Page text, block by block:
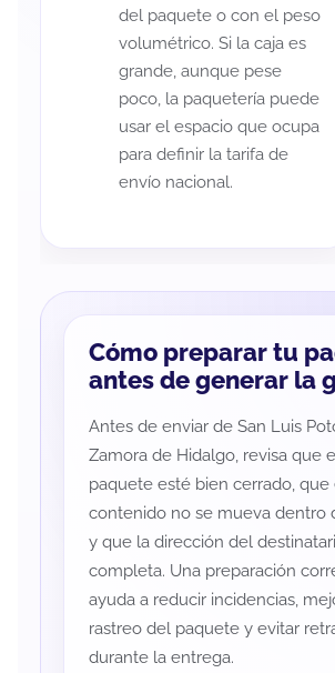
del paquete o con el peso
volumétrico. Si la caja es
grande, aunque pese
poco, la paquetería puede
usar el espacio que ocupa
para definir la tarifa de
envío nacional.
Cómo preparar tu
antes de generar la
Antes de enviar de San Luis
Zamora de Hidalgo, revisa que
paquete esté bien cerrado, que
contenido no se mueva dentro
y que la dirección del
completa. Una preparación
ayuda a reducir incidencias,
rastreo del paquete y evitar
durante la entrega.